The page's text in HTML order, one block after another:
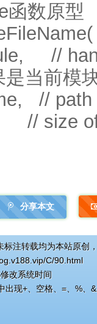
函数原型
//
当前模
//
size of
分享本文
标注转载均为本站原创
C/90.html
改系统时间
出现+、空格、=、%、